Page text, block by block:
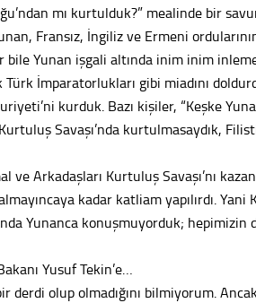
mı kurtulduk?” mealinde bir
Fransız, İngiliz ve Ermeni
bile Yunan işgali altında inim inim
İmparatorlukları gibi miadını
kurduk. Bazı kişiler, “Keşke
Savaşı’nda kurtulmasaydık,
ve Arkadaşları Kurtuluş Savaşı’nı
kadar katliam yapılırdı. Yani
Yunanca konuşmuyorduk; hepimizin
Yusuf Tekin’e…
derdi olup olmadığını bilmiyorum.